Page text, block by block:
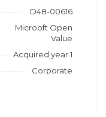
D48-00616
Microoft Open
Value
Acquired year 1
Corporate